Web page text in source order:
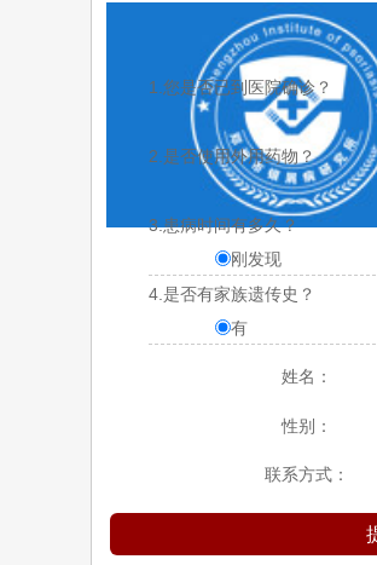
1.您是否已到医院确诊？
是
2.是否使用外用药物？
是
3.患病时间有多久？
刚发现
4.是否有家族遗传史？
有
姓名：
性别：
联系方式：